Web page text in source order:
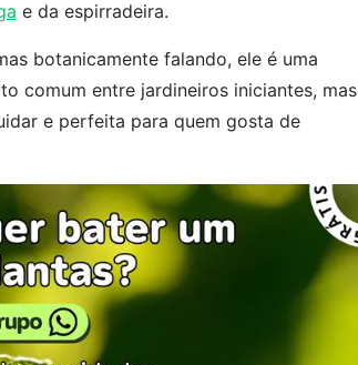
e da espirradeira.
botanicamente falando, ele é uma
comum entre jardineiros iniciantes, mas
e perfeita para quem gosta de